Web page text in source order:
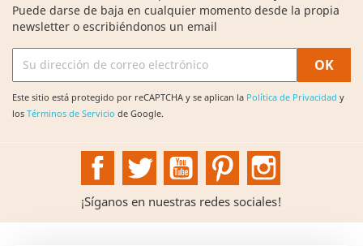
Puede darse de baja en cualquier momento desde la propia
newsletter o escribiéndonos un email
Este sitio está protegido por reCAPTCHA y se aplican la Política de Privacidad y
los Términos de Servicio de Google.
FacebookTwitter YouTubePinterest
¡Síganos en nuestras redes sociales!